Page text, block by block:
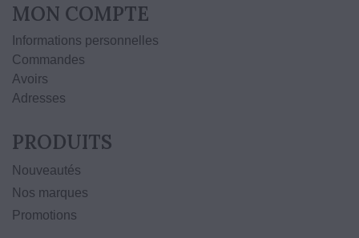
MON COMPTE
Informations personnelles
Commandes
Avoirs
Adresses
PRODUITS
Nouveautés
Nos marques
Promotions